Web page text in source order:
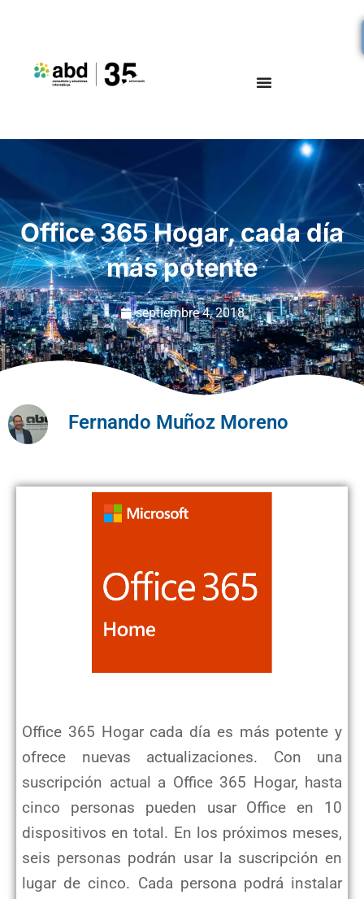
Office 365 Hogar, cada día
más potente
septiembre 4, 2018
Fernando Muñoz Moreno
Office 365 Hogar cada día es más potente y
ofrece nuevas actualizaciones. Con una
suscripción actual a Office 365 Hogar, hasta
cinco personas pueden usar Office en 10
dispositivos en total. En los próximos meses,
seis personas podrán usar la suscripción en
lugar de cinco. Cada persona podrá instalar